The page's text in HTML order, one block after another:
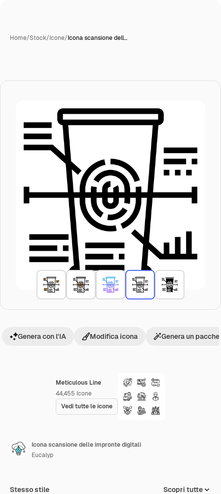
Home/Stock/Icone/Icona scansione dell…
Meticulous Line
44,455 Icone
Vedi tutte le icone
Genera con l'IA Modifica icona Genera un
Icona scansione delle impronte digitali
Eucalyp
Stesso stile Scopri tutte